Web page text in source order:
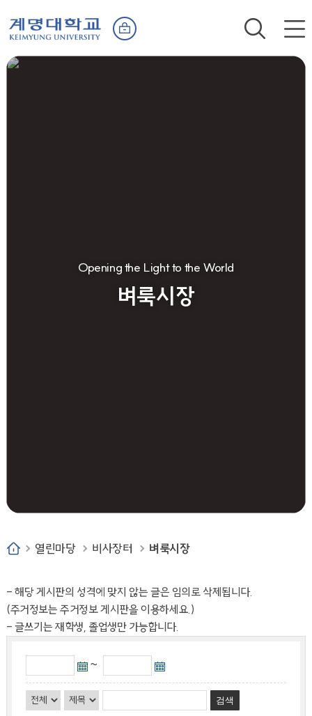
Opening the Light to the World
벼룩시장
열린마당 비사장터 벼룩시장
- 해당 게시판의 성격에 맞지 않는 글은 임의로 삭제됩니다.
(주거정보는 주거정보 게시판을 이용하세요.)
- 글쓰기는 재학생, 졸업생만 가능합니다.
~
검색